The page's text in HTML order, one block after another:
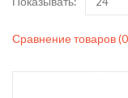
Сравнение товаров